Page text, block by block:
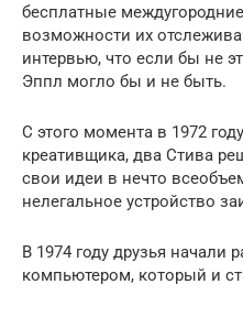
бесплатные
возможности их
интервью, что если бы не
Эппл могло бы и не быть.
С этого момента в 1972
креативщика, два Стива
свои идеи в нечто
нелегальное устройство
В 1974 году друзья начали
компьютером, который и